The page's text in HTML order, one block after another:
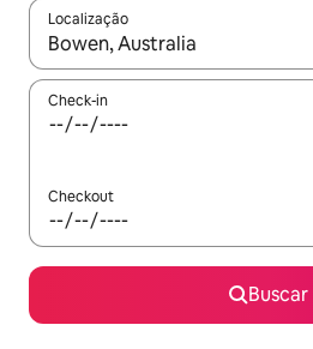
Localização
Quando os resultados estiverem
Check-in
Checkout
Buscar